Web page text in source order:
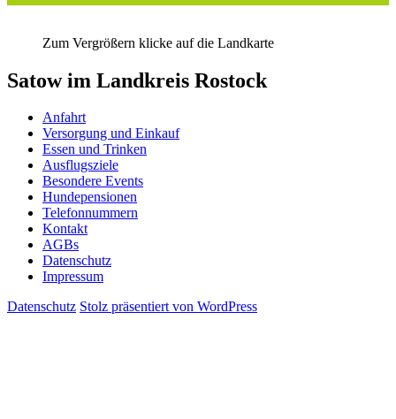
Zum Vergrößern klicke auf die Landkarte
Satow im Landkreis Rostock
Anfahrt
Versorgung und Einkauf
Essen und Trinken
Ausflugsziele
Besondere Events
Hundepensionen
Telefonnummern
Kontakt
AGBs
Datenschutz
Impressum
Datenschutz Stolz präsentiert von WordPress